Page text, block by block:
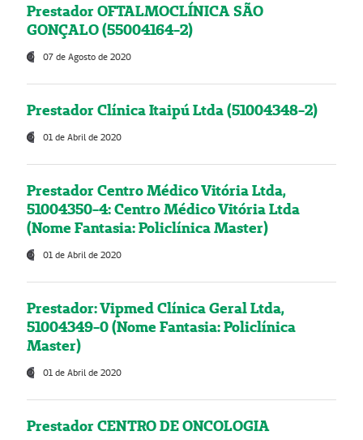
Prestador OFTALMOCLÍNICA SÃO
GONÇALO (55004164-2)
07 de Agosto de 2020
Prestador Clínica Itaipú Ltda (51004348-2)
01 de Abril de 2020
Prestador Centro Médico Vitória Ltda,
51004350-4: Centro Médico Vitória Ltda
(Nome Fantasia: Policlínica Master)
01 de Abril de 2020
Prestador: Vipmed Clínica Geral Ltda,
51004349-0 (Nome Fantasia: Policlínica
Master)
01 de Abril de 2020
Prestador CENTRO DE ONCOLOGIA